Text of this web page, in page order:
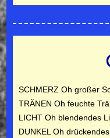
SCHMERZ Oh großer
TRÄNEN Oh feuchte
LICHT Oh blendendes
DUNKEL Oh